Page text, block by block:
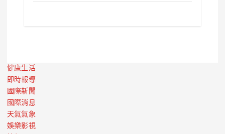
健康生活
即時報導
國際新聞
國際消息
天氣氣象
娛樂影視